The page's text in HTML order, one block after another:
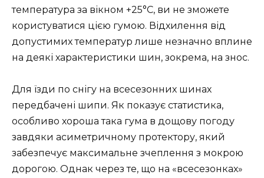
температура за вікном +25°C, ви не зможете
користуватися цією гумою. Відхилення від
допустимих температур лише незначно вплине
на деякі характеристики шин, зокрема, на знос.
Для їзди по снігу на всесезонних шинах
передбачені шипи. Як показує статистика,
особливо хороша така гума в дощову погоду
завдяки асиметричному протектору, який
забезпечує максимальне зчеплення з мокрою
дорогою. Однак через те, що на «всесезонках»